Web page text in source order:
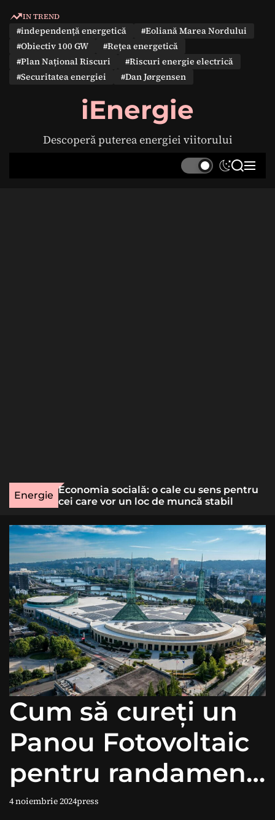
IN TREND
#independență energetică
#Eoliană Marea Nordului
#Obiectiv 100 GW
#Rețea energetică
#Plan Național Riscuri
#Riscuri energie electrică
#Securitatea energiei
#Dan Jørgensen
iEnergie
Descoperă puterea energiei viitorului
S
S M
Energie
rară
Economia socială: o cale cu sens pentru
cei care vor un loc de muncă stabil
Cum să cureți un
Panou Fotovoltaic
pentru randament
maxim
4 noiembrie 2024press